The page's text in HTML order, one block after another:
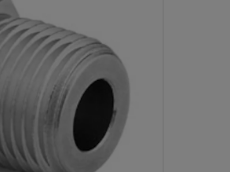
SWAGELOK DE
X 1 PULG. NPT
MACHO
#: SS-1210-1-16BT